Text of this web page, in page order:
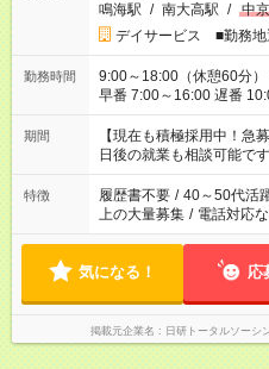
鳴海駅 / 南大高駅 / 中
デイサービス ■勤務地
勤務時間
9:00～18:00（休憩60分） ■ご希望があれば下記シフトもOK！
早番 7:00～16:00 遅番 10:00～19:00 「家
い」 「余裕を持って夕飯
たくない」 など、ご希望を教え
の方へ 今ご覧のお仕事で
の勤務時間。 合計で週40
期間
【現在も積極採用中！
日後の就業も相談可能です
特徴 履歴書不要 / 40～50代活
上の大量募集 / 電話対応
気になる！ 応
掲載元企業名 日研トータルソー